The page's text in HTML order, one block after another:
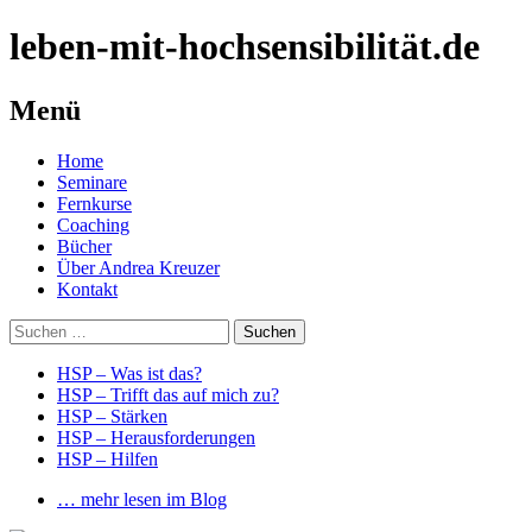
leben-mit-hochsensibilität.de
Menü
Springe
zum
Inhalt
Home
Seminare
Fernkurse
Coaching
Bücher
Über Andrea Kreuzer
Kontakt
Suchen
nach:
HSP – Was ist das?
HSP – Trifft das auf mich zu?
HSP – Stärken
HSP – Herausforderungen
HSP – Hilfen
… mehr lesen im Blog